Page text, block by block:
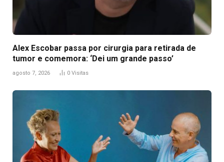
Alex Escobar passa por cirurgia para retirada de
tumor e comemora: ‘Dei um grande passo’
agosto 7, 2026 0 Visitas